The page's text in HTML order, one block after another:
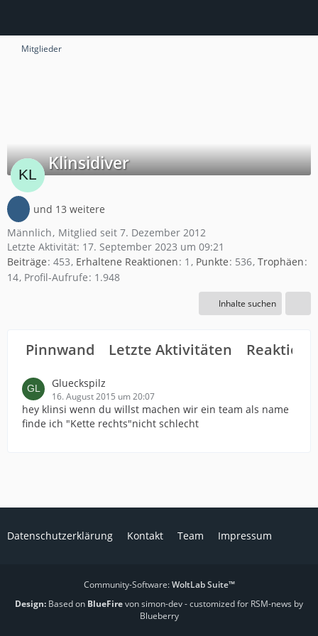
Mitglieder
Klinsidiver
und 13 weitere
Männlich Mitglied seit 7. Dezember 2012
Letzte Aktivität: 17. September 2023 um 09:21
Beiträge 453 Erhaltene Reaktionen 1 Punkte 536 Trophäen
14 Profil-Aufrufe 1.948
Inhalte suchen
Pinnwand Letzte Aktivitäten
Glueckspilz
16. August 2015 um 20:07
hey klinsi wenn du willst machen wir ein team als name
finde ich "Kette rechts"nicht schlecht
Datenschutzerklärung Kontakt Team Impressum
Community-Software:WoltLab Suite™
Design: Based on BlueFirevon simon-dev- customized for RSM-news by
Blueberry